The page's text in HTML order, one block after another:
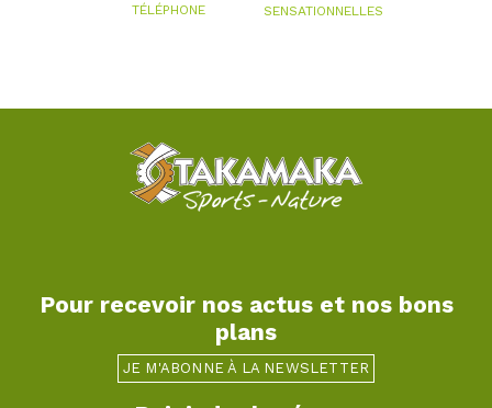
TÉLÉPHONE
SENSATIONNELLES
Pour recevoir nos actus et nos bons
plans
JE M'ABONNE À LA NEWSLETTER